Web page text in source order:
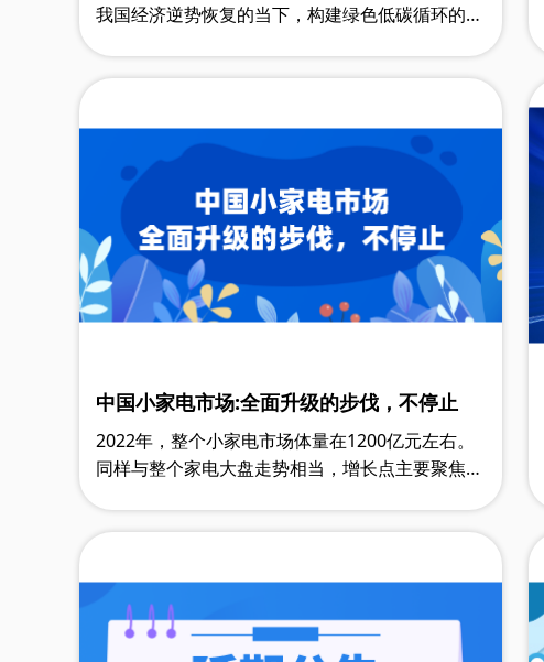
我国经济逆势恢复的当下，构建绿色低碳循环的产
中国小家电市场:全面升级的步伐，不停止
2022年，整个小家电市场体量在1200亿元左右。
同样与整个家电大盘走势相当，增长点主要聚焦在